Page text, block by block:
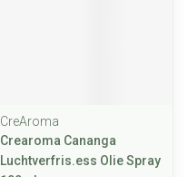
CreAroma
Crearoma Cananga
Luchtverfris.ess Olie Spray